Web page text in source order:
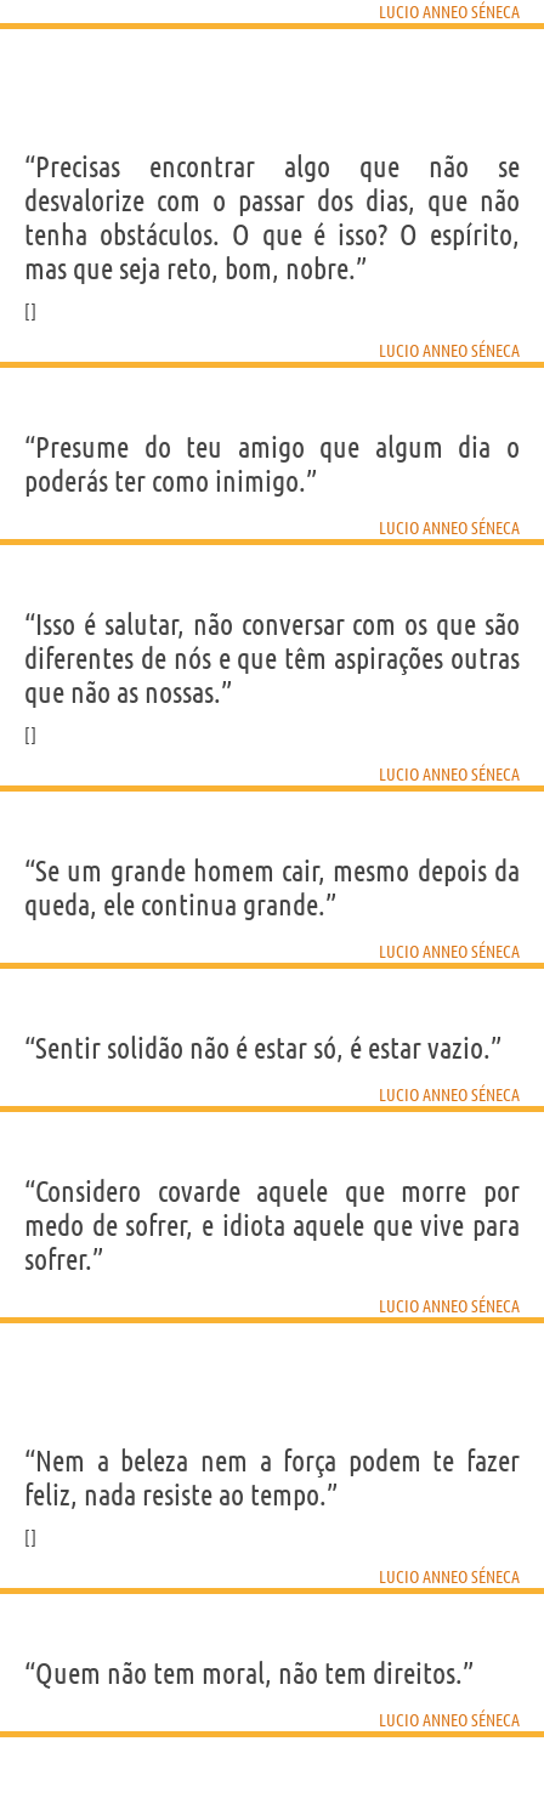
LUCIO ANNEO SÉNECA
“Precisas encontrar algo que não se
desvalorize com o passar dos dias, que não
tenha obstáculos. O que é isso? O espírito,
mas que seja reto, bom, nobre.”
LUCIO ANNEO SÉNECA
“Presume do teu amigo que algum dia o
poderás ter como inimigo.”
LUCIO ANNEO SÉNECA
“Isso é salutar, não conversar com os que são
diferentes de nós e que têm aspirações outras
que não as nossas.”
LUCIO ANNEO SÉNECA
“Se um grande homem cair, mesmo depois da
queda, ele continua grande.”
LUCIO ANNEO SÉNECA
“Sentir solidão não é estar só, é estar vazio.”
LUCIO ANNEO SÉNECA
“Considero covarde aquele que morre por
medo de sofrer, e idiota aquele que vive para
sofrer.”
LUCIO ANNEO SÉNECA
“Nem a beleza nem a força podem te fazer
feliz, nada resiste ao tempo.”
LUCIO ANNEO SÉNECA
“Quem não tem moral, não tem direitos.”
LUCIO ANNEO SÉNECA